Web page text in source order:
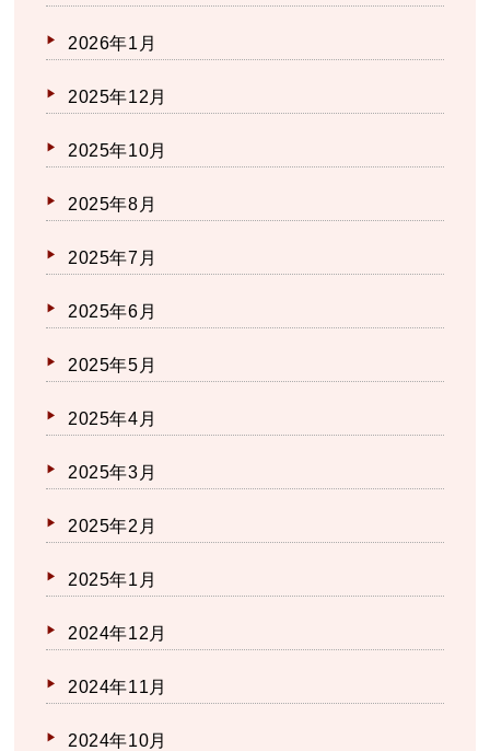
2026年1月
2025年12月
2025年10月
2025年8月
2025年7月
2025年6月
2025年5月
2025年4月
2025年3月
2025年2月
2025年1月
2024年12月
2024年11月
2024年10月